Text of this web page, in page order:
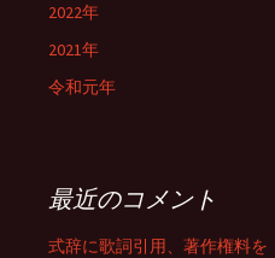
2022年
2021年
令和元年
最近のコメント
式辞に歌詞引用、著作権料を